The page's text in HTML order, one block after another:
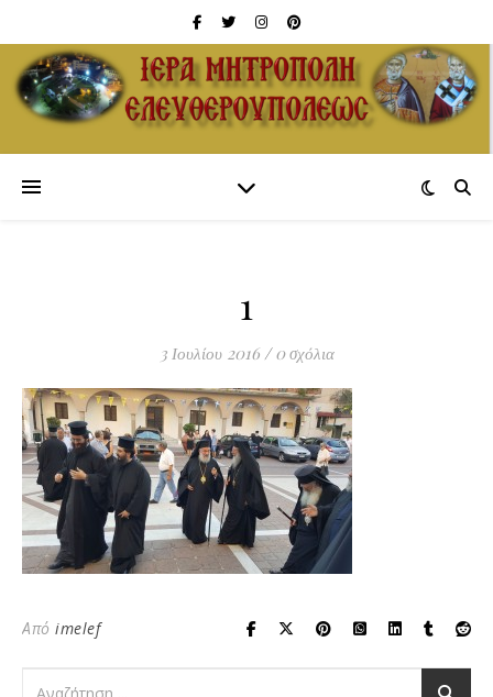
1
3 Ιουλίου 2016 / 0 σχόλια
Από imelef